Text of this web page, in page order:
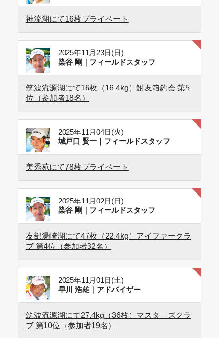
神流湖にて16枚プライベート
2025年11月23日(日)
染谷 剛｜フィールドスタッフ
筑波流源湖にて16枚（16.4kg）鮒友箱釣会 第5
位（参加者18名）
2025年11月04日(火)
城戸口 賢一｜フィールドスタッフ
美秀苑にて78枚プライベート
2025年11月02日(日)
染谷 剛｜フィールドスタッフ
友部湯崎湖にて47枚（22.4kg）アイファークラ
ブ 第4位（参加者32名）
2025年11月01日(土)
早川 浩雄｜アドバイザー
筑波流源湖にて27.4kg（36枚）マスターズクラ
ブ 第10位（参加者19名）